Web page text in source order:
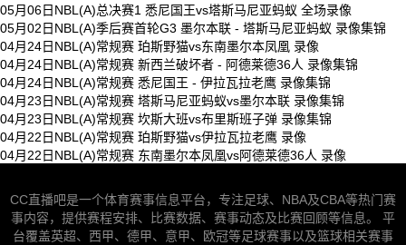
05月06日NBL(A)总决赛1 悉尼国王vs塔斯马尼亚蚂蚁 全场录像
05月02日NBL(A)季后赛首轮G3 墨尔本联 - 塔斯马尼亚蚂蚁 录像集锦
04月24日NBL(A)常规赛 珀斯野猫vs东南墨尔本凤凰 录像
04月24日NBL(A)常规赛 新西兰破坏者 - 阿德莱德36人 录像集锦
04月24日NBL(A)常规赛 悉尼国王 - 伊拉瓦拉老鹰 录像集锦
04月23日NBL(A)常规赛 塔斯马尼亚蚂蚁vs墨尔本联 录像集锦
04月23日NBL(A)常规赛 坎斯大班vs布里斯班子弹 录像集锦
04月22日NBL(A)常规赛 珀斯野猫vs伊拉瓦拉老鹰 录像
04月22日NBL(A)常规赛 东南墨尔本凤凰vs阿德莱德36人 录像
CC直播吧是一个体育赛事信息平台，专注足球、NBA及CBA等热门赛
事内容，提供赛程安排、比赛数据、赛事动态及比赛回顾等信息。 平
台覆盖英超、西甲、德甲、意甲、欧冠等足球赛事以及篮球相关赛事